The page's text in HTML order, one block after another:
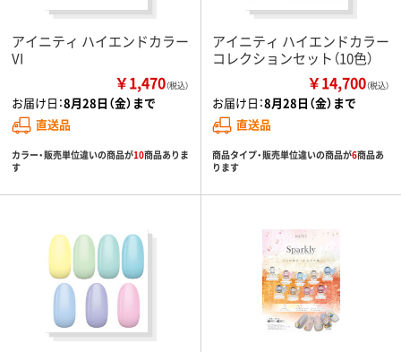
アイニティ ハイエンドカラー
VI
￥1,470（税込）
お届け日：8月28日（金）まで
直送品
カラー・販売単位違いの商品が10商品ありま
す
アイニティ ハイエンドカラー
コレクションセット（10色）
￥14,700（税込）
お届け日：8月28日（金）まで
直送品
商品タイプ・販売単位違いの商品が6商品あ
ります